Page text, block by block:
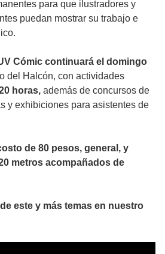
para que ilustradores y
puedan mostrar su trabajo e
Cómic continuará el domingo
del Halcón, con actividades
horas, además de concursos de
y exhibiciones para asistentes de
de 80 pesos, general, y
metros acompañados de
este y más temas en nuestro